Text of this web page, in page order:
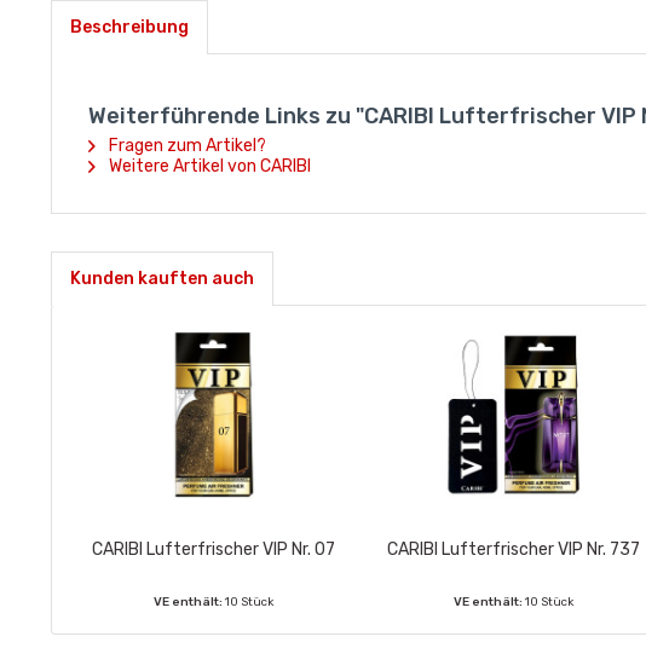
Beschreibung
Weiterführende Links zu "CARIBI Lufterfrischer VIP
Fragen zum Artikel?
Weitere Artikel von CARIBI
Kunden kauften auch
CARIBI Lufterfrischer VIP Nr. 07
VE enthält:10 Stück
CARIBI Lufterfrischer VIP Nr. 737
VE enthält: 10 Stück